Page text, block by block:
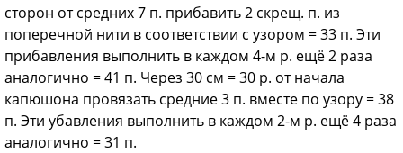
сторон от средних 7 п. прибавить 2 скрещ. п. из
поперечной нити в соответствии с узором = 33 п. Эти
прибавления выполнить в каждом 4-м р. ещё 2 раза
аналогично = 41 п. Через 30 см = 30 р. от начала
капюшона провязать средние 3 п. вместе по узору = 38
п. Эти убавления выполнить в каждом 2-м р. ещё 4 раза
аналогично = 31 п.